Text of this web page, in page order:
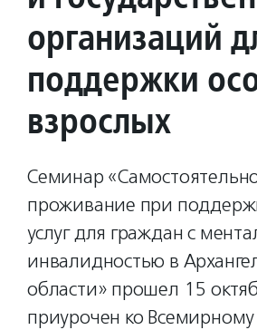
организаций
поддержки
взрослых
Семинар
проживание при
услуг для граждан с
инвалидностью в
области» прошел 15
приурочен ко